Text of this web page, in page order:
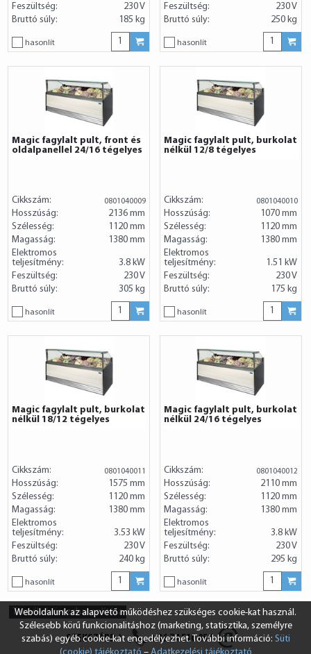
SZEKSZÁRD +36 74 510 054
Feszültség:
230 V
Bruttó súly:
185 kg
hasonlít
Feszültség:
230 V
Bruttó súly:
250 kg
hasonlít
Magic fagylalt pult, front és
oldalpanellel 24/16 tégelyes
Cikkszám: 0801040009
Hosszúság:
2136 mm
Szélesség:
1120 mm
Magasság:
1380 mm
Elektromos
teljesítmény:
3.8 kW
Feszültség:
230 V
Bruttó súly:
305 kg
hasonlít
Magic fagylalt pult, burkolat
nélkül 12/8 tégelyes
Cikkszám: 0801040010
Hosszúság:
1070 mm
Szélesség:
1120 mm
Magasság:
1380 mm
Elektromos
teljesítmény:
1.51 kW
Feszültség:
230 V
Bruttó súly:
175 kg
hasonlít
Magic fagylalt pult, burkolat
nélkül 18/12 tégelyes
Cikkszám: 0801040011
Hosszúság:
1575 mm
Szélesség:
1120 mm
Magasság:
1380 mm
Elektromos
teljesítmény:
3.53 kW
Feszültség:
230 V
Bruttó súly:
240 kg
hasonlít
Magic fagylalt pult, burkolat
nélkül 24/16 tégelyes
Cikkszám: 0801040012
Hosszúság:
2110 mm
Szélesség:
1120 mm
Magasság:
1380 mm
Elektromos
teljesítmény:
3.8 kW
Feszültség:
230 V
Bruttó súly:
295 kg
hasonlít
Termékek összehasonlítása
Weboldalunk az alapvető működéshez szükséges cookie-kat használ.
Szélesebb körű funkcionalitáshoz (marketing, statisztika, személyre
szabás) egyéb cookie-kat engedélyezhet. További információ: Süti